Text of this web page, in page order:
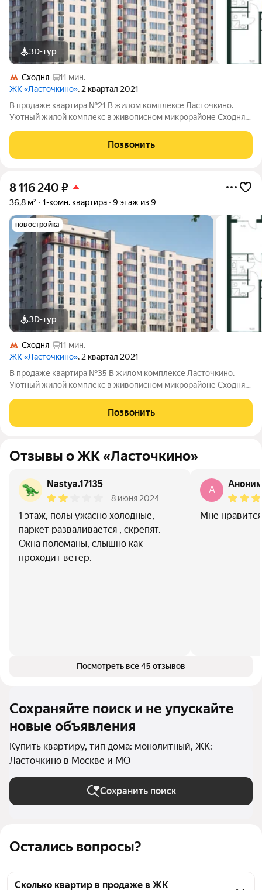
Остались вопросы?
Сколько квартир в продаже в ЖК
3D-тур
Сходня
11 мин.
ЖК «Ласточкино», 2 квартал 2021
В продаже квартира №21 В жилом комплексе Ласточкино.
Уютный жилой комплекс в живописном микрорайоне Сходня
Проект сочетает в себе гармонию природы и современные
городские удобства, создавая идеальное
Позвонить
8 116 240 ₽
36,8 м² 1-комн. квартира 9 этаж из 9
новостройка
3D-тур
Сходня
11 мин.
ЖК «Ласточкино», 2 квартал 2021
В продаже квартира №35 В жилом комплексе Ласточкино.
Уютный жилой комплекс в живописном микрорайоне Сходня
Проект сочетает в себе гармонию природы и современные
городские удобства, создавая идеальное
Позвонить
Отзывы о ЖК «Ласточкино»
Nastya.17135
8 июня 2024
1 этаж, полы ужасно холодные,
паркет разваливается , скрепят.
Окна поломаны, слышно как
проходит ветер.
A
Мне
Посмотреть все 45 отзывов
Сохраняйте поиск и не упускайте
новые объявления
Купить квартиру, тип дома: монолитный, ЖК:
Ласточкино в Москве и МО
Сохранить поиск